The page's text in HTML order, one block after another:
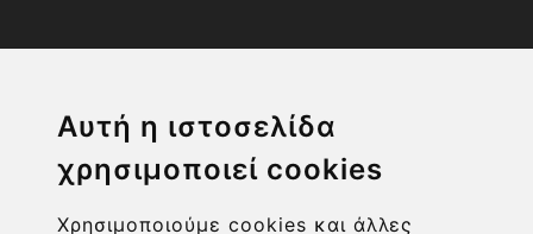
Αυτή η ιστοσελίδα
χρησιμοποιεί cookies
Χρησιμοποιούμε cookies και άλλες
ΧΡΗΣΙΜΑ LINKS
ΠΛΗΡΟΦΟΡΙΕΣ ΧΡΗΣΤΗ